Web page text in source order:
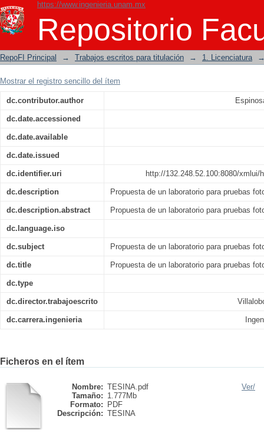
https://www.ingenieria.unam.mx
Repositorio
Propuesta de un laboratorio para
RepoFI Principal → Trabajos escritos para titulación → 1. Licenciatura
Mostrar el registro sencillo del ítem
dc.contributor.author
dc.date.accessioned
dc.date.available
dc.date.issued
dc.identifier.uri http://132.248.52.100:8080/xmlui/
dc.description Propuesta de un laboratorio para pruebas
dc.description.abstract Propuesta de un laboratorio para pruebas
dc.language.iso
dc.subject Propuesta de un laboratorio para pruebas
dc.title Propuesta de un laboratorio para pruebas
dc.type
dc.director.trabajoescrito
dc.carrera.ingenieria
Ficheros en el ítem
Nombre: TESINA.pdf
Tamaño: 1.777Mb
Formato:
PDF
Descripción: TESINA
Ver/